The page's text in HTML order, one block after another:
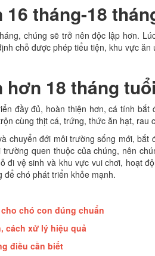
tháng-18
chúng sẽ trở nên độc lập hơn.
chỗ được phép tiểu tiện, khu vực
hơn 18 tháng tuổi
đầy đủ, hoàn thiện hơn, cá tính
cùng thịt cá, trứng, thức ăn hạt, rau
chuyển đới môi trường sống mới,
quen thuộc của chúng, nên
đi vệ sinh và khu vực vui chơi, hoạt
chó phát triển khỏe mạnh.
chó con đúng chuẩn
cách xử lý hiệu quả
điều cần biết